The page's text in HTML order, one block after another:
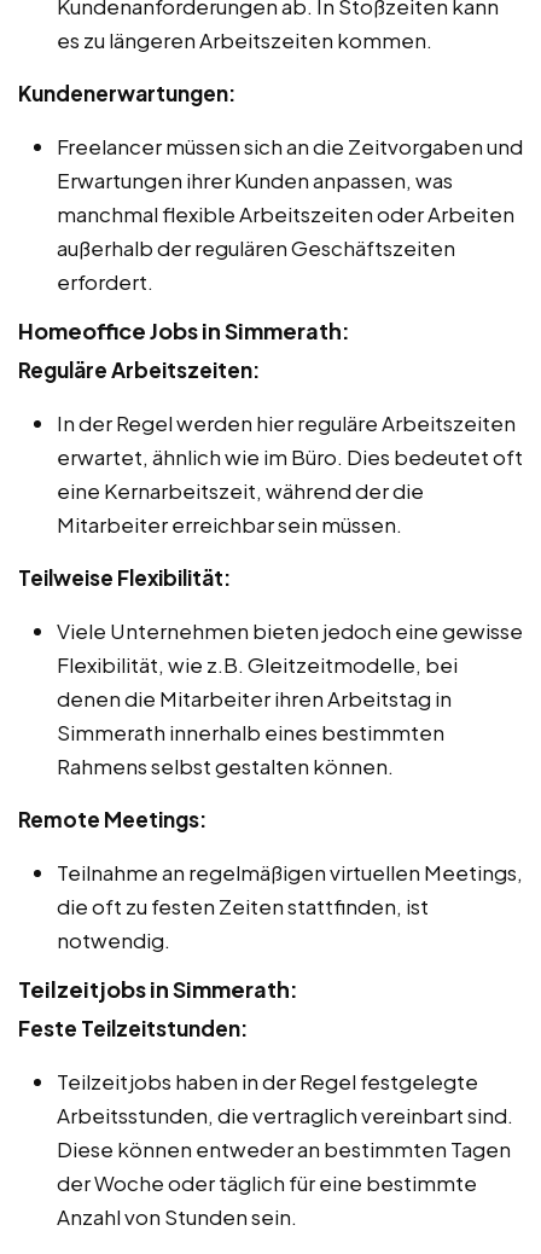
Kundenanforderungen ab. In Stoßzeiten kann
es zu längeren Arbeitszeiten kommen.
Kundenerwartungen:
Freelancer müssen sich an die Zeitvorgaben und
Erwartungen ihrer Kunden anpassen, was
manchmal flexible Arbeitszeiten oder Arbeiten
außerhalb der regulären Geschäftszeiten
erfordert.
Homeoffice Jobs in Simmerath:
Reguläre Arbeitszeiten:
In der Regel werden hier reguläre Arbeitszeiten
erwartet, ähnlich wie im Büro. Dies bedeutet oft
eine Kernarbeitszeit, während der die
Mitarbeiter erreichbar sein müssen.
Teilweise Flexibilität:
Viele Unternehmen bieten jedoch eine gewisse
Flexibilität, wie z.B. Gleitzeitmodelle, bei
denen die Mitarbeiter ihren Arbeitstag in
Simmerath innerhalb eines bestimmten
Rahmens selbst gestalten können.
Remote Meetings:
Teilnahme an regelmäßigen virtuellen Meetings,
die oft zu festen Zeiten stattfinden, ist
notwendig.
Teilzeitjobs in Simmerath:
Feste Teilzeitstunden:
Teilzeitjobs haben in der Regel festgelegte
Arbeitsstunden, die vertraglich vereinbart sind.
Diese können entweder an bestimmten Tagen
der Woche oder täglich für eine bestimmte
Anzahl von Stunden sein.